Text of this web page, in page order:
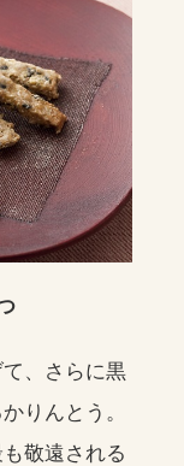
、さらに黒
りんとう。
敬遠される